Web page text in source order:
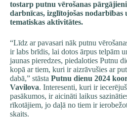
tostarp putnu vērošanas
darbnīcas, izglītojošas nodarbības
tematiskas aktivitātes.
“Līdz ar pavasari nāk putnu
ir labs brīdis, lai dotos ārpus telpām
jaunas pieredzes, piedaloties Putnu
kopā ar tiem, kuri ir aizrāvušies ar
dabā,” stāsta Putnu dienu 2024
Vavilova. Interesenti, kuri ir
pasākumos, ir aicināti laikus
rīkotājiem, jo daļā no tiem ir
skaits.